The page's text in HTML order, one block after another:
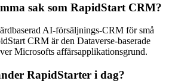
sak som RapidStart CRM?
AI-försäljnings-CRM för små
CRM är den Dataverse-baserade
Microsofts affärsapplikationsgrund.
RapidStarter i dag?